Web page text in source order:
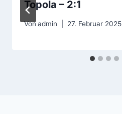
Topola – 2:1
Vonadmin 27. Februar 2025